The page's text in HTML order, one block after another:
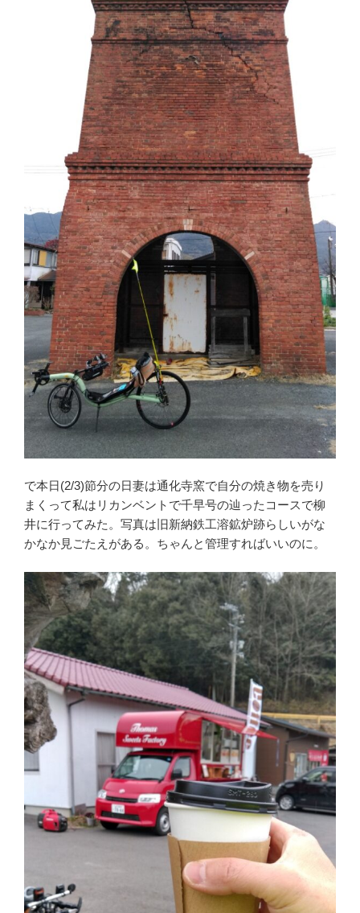
で本日(2/3)節分の日妻は通化寺窯で自分の焼き物を売り
まくって私はリカンベントで千早号の辿ったコースで柳
井に行ってみた。写真は旧新納鉄工溶鉱炉跡らしいがな
かなか見ごたえがある。ちゃんと管理すればいいのに。